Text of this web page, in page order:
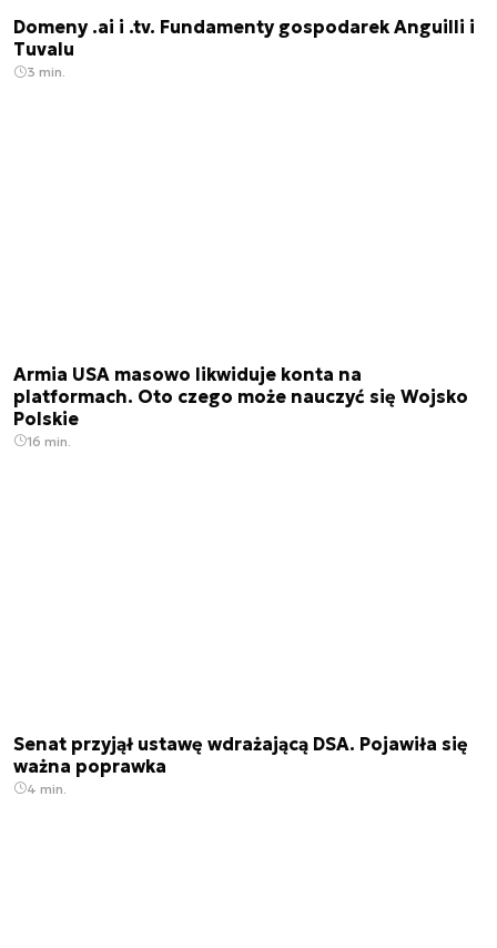
Domeny .ai i .tv. Fundamenty gospodarek Anguilli i
Tuvalu
3 min.
Armia USA masowo likwiduje konta na
platformach. Oto czego może nauczyć się Wojsko
Polskie
16 min.
Senat przyjął ustawę wdrażającą DSA. Pojawiła się
ważna poprawka
4 min.